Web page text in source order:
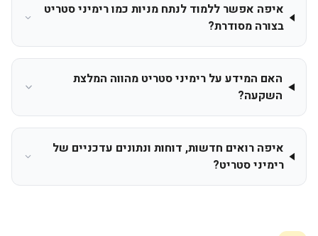
איפה אפשר ללמוד לנתח מניות כמו רימיני סטריט
בצורה מסודרת?
האם המידע על רימיני סטריט מהווה המלצת
השקעה?
איפה רואים חדשות, דוחות ונתונים עדכניים של
רימיני סטריט?